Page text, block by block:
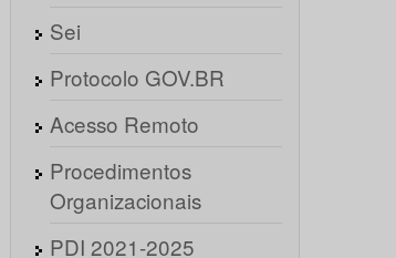
Sei
Protocolo GOV.BR
Acesso Remoto
Procedimentos
Organizacionais
PDI 2021-2025